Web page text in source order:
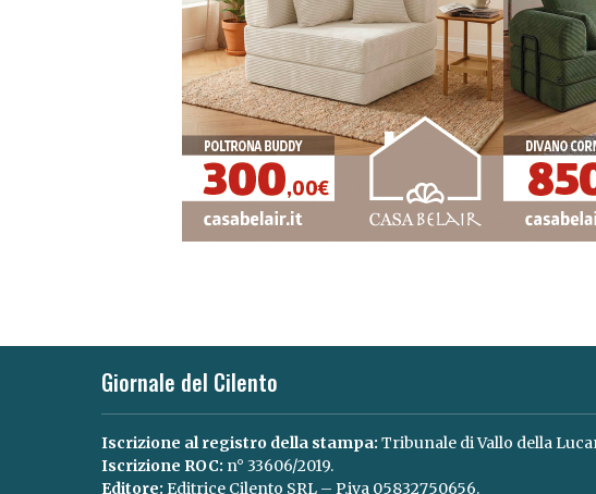
Giornale del Cilento
Iscrizione al registro della stampa: Tribunale di Vallo della
Iscrizione ROC: n° 33606/2019.
Editore: Editrice Cilento SRL – P.iva 05832750656.